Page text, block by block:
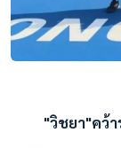
"วิชยา"คว้